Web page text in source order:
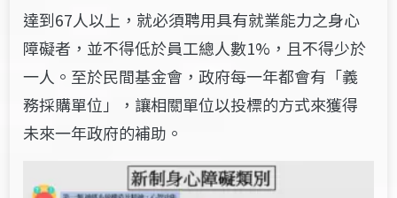
達到67人以上，就必須聘用具有就業能力之身心
障礙者，並不得低於員工總人數1%，且不得少於
一人。至於民間基金會，政府每一年都會有「義
務採購單位」，讓相關單位以投標的方式來獲得
未來一年政府的補助。